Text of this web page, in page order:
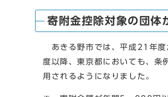
寄附金控除対象の団体
あきる野市では、平成21年度
度以降、東京都においても、条
用されるようになりました。